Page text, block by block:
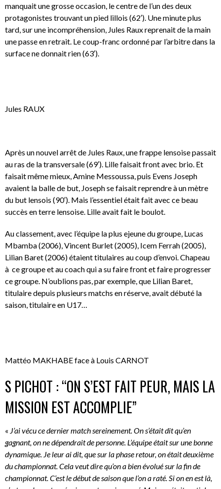
manquait une grosse occasion, le centre de l’un des deux
protagonistes trouvant un pied lillois (62′). Une minute plus
tard, sur une incompréhension, Jules Raux reprenait de la main
une passe en retrait. Le coup-franc ordonné par l’arbitre dans la
surface ne donnait rien (63′).
Jules RAUX
Après un nouvel arrêt de Jules Raux, une frappe lensoise passait
au ras de la transversale (69′). Lille faisait front avec brio. Et
faisait même mieux, Amine Messoussa, puis Evens Joseph
avaient la balle de but, Joseph se faisait reprendre à un mètre
du but lensois (90′). Mais l’essentiel était fait avec ce beau
succès en terre lensoise. Lille avait fait le boulot.
Au classement, avec l’équipe la plus ejeune du groupe, Lucas
Mbamba (2006), Vincent Burlet (2005), Icem Ferrah (2005),
Lilian Baret (2006) étaient titulaires au coup d’envoi. Chapeau
à ce groupe et au coach qui a su faire front et faire progresser
ce groupe. N’oublions pas, par exemple, que Lilian Baret,
titulaire depuis plusieurs matchs en réserve, avait débuté la
saison, titulaire en U17…
Mattéo MAKHABE face à Louis CARNOT
S PICHOT : “ON S’EST FAIT PEUR, MAIS LA
MISSION EST ACCOMPLIE”
« J’ai vécu ce dernier match sereinement. On s’était dit qu’en
gagnant, on ne dépendrait de personne. L’équipe était sur une bonne
dynamique. Je leur ai dit, que sur la phase retour, on était deuxième
du championnat. Cela veut dire qu’on a bien évolué sur la fin de
championnat. C’est le début de saison que l’on a raté. Si on en est là,